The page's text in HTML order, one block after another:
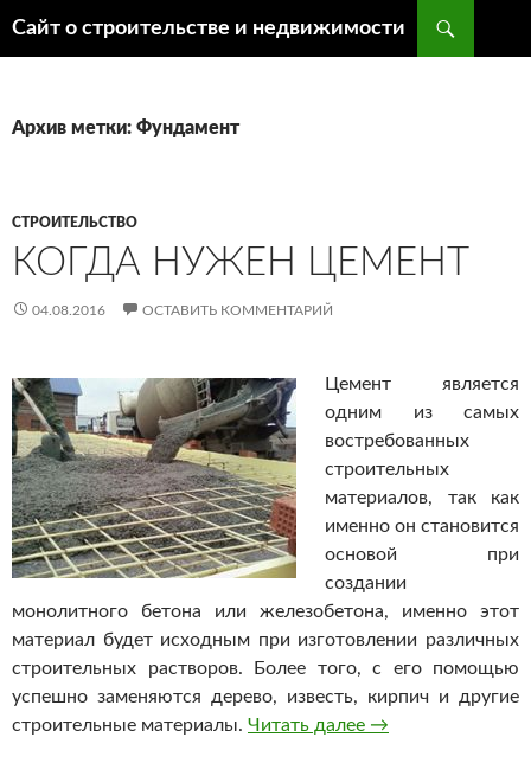
Сайт о строительстве и недвижимости
Архив метки: Фундамент
СТРОИТЕЛЬСТВО
КОГДА НУЖЕН ЦЕМЕНТ
04.08.2016 ОСТАВИТЬ КОММЕНТАРИЙ
Цемент является
одним из самых
востребованных
строительных
материалов, так как
именно он становится
основой при
создании
монолитного бетона или железобетона, именно этот
материал будет исходным при изготовлении различных
строительных растворов. Более того, с его помощью
успешно заменяются дерево, известь, кирпич и другие
строительные материалы. Читать далее Когда нужен
→